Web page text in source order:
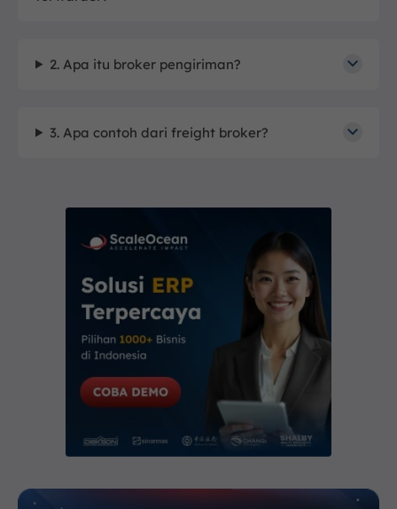
2. Apa itu broker pengiriman?
3. Apa contoh dari freight broker?